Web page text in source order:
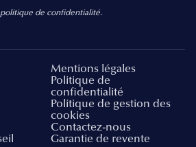
politique de confidentialité.
Mentions légales
Politique de
confidentialité
Politique de gestion des
cookies
Contactez-nous
Garantie de revente